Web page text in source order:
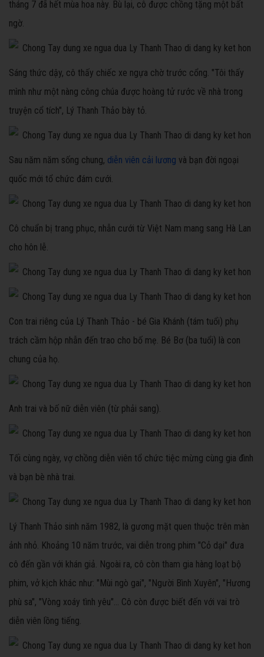
tháng 7 đã hết mùa hoa này. Bù lại, cô được chồng tặng một bất
ngờ.
Sáng thức dậy, cô thấy chiếc xe ngựa chờ trước cổng. "Tôi thấy
mình như một nàng công chúa được hoàng tử rước về nhà trong
truyện cổ tích", Lý Thanh Thảo bày tỏ.
Sau năm năm sống chung, diễn viên cải lương và bạn đời ngoại
quốc mới tổ chức đám cưới.
Cô chuẩn bị trang phục, nhẫn cưới từ Việt Nam mang sang Hà Lan
cho hôn lễ.
Con trai riêng của Lý Thanh Thảo - bé Gia Khánh (tám tuổi) phụ
trách cầm hộp nhẫn đến trao cho bố mẹ. Bé Bơ (ba tuổi) là con
chung của họ.
Anh trai và bố nữ diễn viên (từ phải sang).
Tối cùng ngày, vợ chồng diễn viên tổ chức tiệc mừng cùng gia đình
và bạn bè nhà trai.
Lý Thanh Thảo sinh năm 1982, là gương mặt quen thuộc trên màn
ảnh nhỏ. Khoảng 10 năm trước, vai diễn trong phim "Cỏ dại" đưa
cô đến gần với khán giả. Ngoài ra, cô còn tham gia hàng loạt bộ
phim, vở kịch khác như: "Mùi ngò gai", "Người Bình Xuyên", "Hương
phù sa", "Vòng xoáy tình yêu"... Cô còn được biết đến với vai trò
diễn viên lồng tiếng.